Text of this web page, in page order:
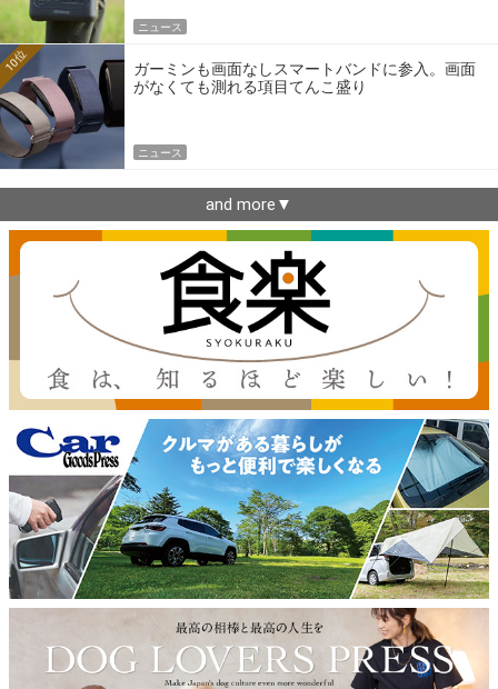
ニュース
ガーミンも画面なしスマートバンドに参入。画面
がなくても測れる項目てんこ盛り
10位
ニュース
and more▼